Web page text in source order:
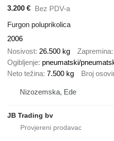
3.200 € Bez PDV-a
Furgon poluprikolica
2006
Nosivost 26.500 kg Zapremina
Ogibljenje pneumatski/
Neto težina 7.500 kg Broj
Nizozemska, Ede
JB Trading bv